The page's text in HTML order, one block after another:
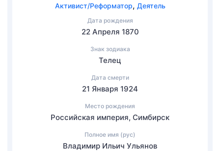
Активист/Реформатор, Деятель
Дата рождения
22 Апреля 1870
Знак зодиака
Телец
Дата смерти
21 Января 1924
Место рождения
Российская империя, Симбирск
Полное имя (рус)
Владимир Ильич Ульянов